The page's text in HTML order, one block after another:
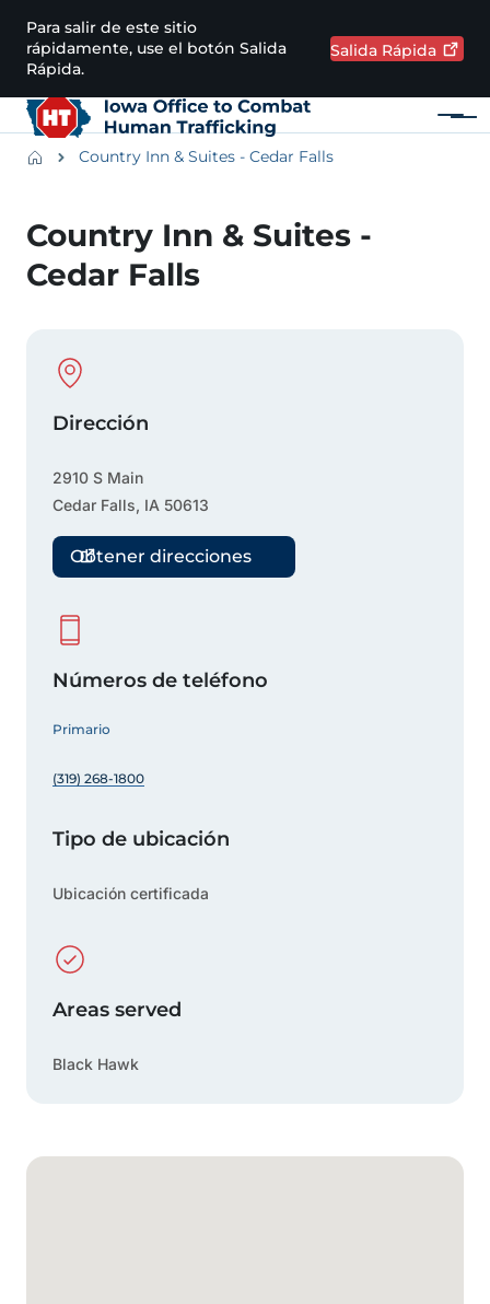
Pasar al contenido principal
Para salir de este sitio
rápidamente, use el botón Salida
Rápida.
Salida Rápida
Menú
Main navigation
BreadcrumbsCountry Inn & Suites - Cedar Falls
Country Inn & Suites -
Cedar Falls
Mapa de Google
Physical Location
Dirección
2910 S Main
Cedar Falls, IA 50613
Obtener direcciones
Números de teléfono
Primario
(319) 268-1800
Tipo de ubicación
Ubicación certificada
Areas served
Black Hawk